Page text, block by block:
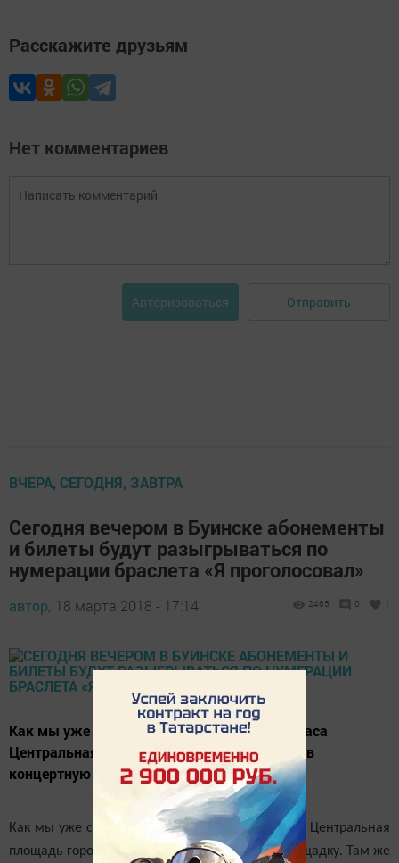
Расскажите друзьям
Нет комментариев
Авторизоваться Отправить
ВЧЕРА, СЕГОДНЯ, ЗАВТРА
Сегодня вечером в Буинске абонементы
и билеты будут разыгрываться по
нумерации браслета «Я проголосовал»
автор, 18 марта 2018 - 17:14 2465 0 1
Как мы уже сообщали, сегодня с 18 до 21 часа
Центральная площадь города превратится в
концертную площадку.
Как мы уже сообщали, сегодня с 18 до 21 часа Центральная
площадь города превратится в концертную площадку. Там же